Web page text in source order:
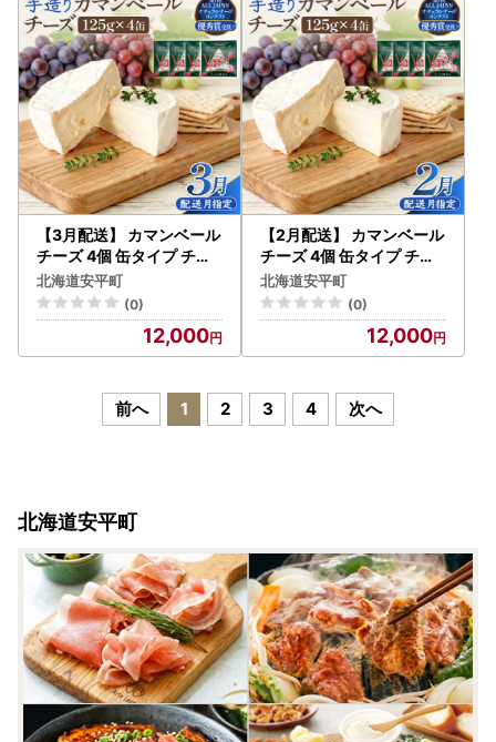
【3月配送】 カマンベール
チーズ 4個 缶タイプ チー
ズ工房角谷 KAKUYA カマ
ンベール 配送月指定
北海道安平町
(0)
12,000
【2月配送】 カマンベール
チーズ 4個 缶タイプ チー
ズ工房角谷 KAKUYA カマ
ンベール 配送月指定
北海道安平町
(0)
12,000
前へ 1 2 3 4 次へ
北海道安平町